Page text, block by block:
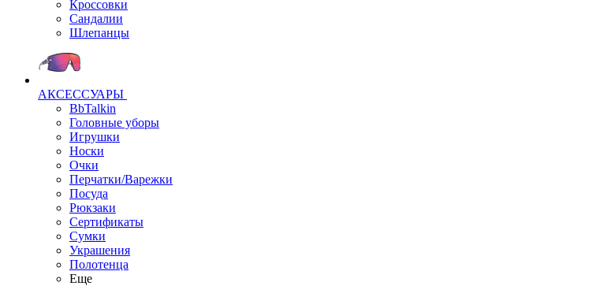
Кроссовки
Сандалии
Шлепанцы
АКСЕССУАРЫ
BbTalkin
Головные уборы
Игрушки
Носки
Очки
Перчатки/Варежки
Посуда
Рюкзаки
Сертификаты
Сумки
Украшения
Полотенца
Еще